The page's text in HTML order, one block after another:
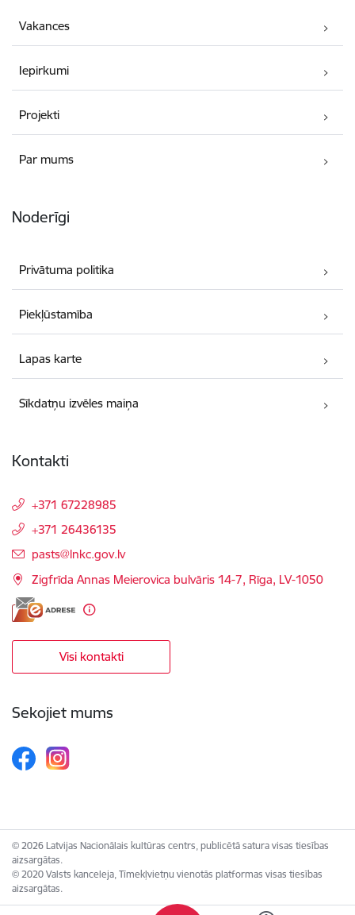
Vakances
Iepirkumi
Projekti
Par mums
Noderīgi
Privātuma politika
Piekļūstamība
Lapas karte
Sīkdatņu izvēles maiņa
Kontakti
+371 67228985
+371 26436135
E-pasts:
pasts@lnkc.gov.lv
Zigfrīda Annas Meierovica bulvāris 14-7, Rīga, LV-1050
Visi kontakti
Sekojiet mums
© 2026 Latvijas Nacionālais kultūras centrs, publicētā satura visas tiesības
aizsargātas.
© 2020 Valsts kanceleja, Tīmekļvietņu vienotās platformas visas tiesības
aizsargātas.